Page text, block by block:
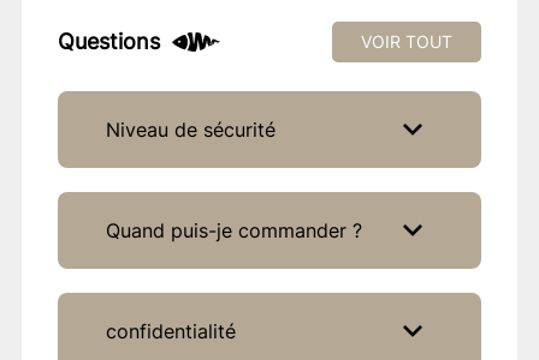
Questions VOIR TOUT
Niveau de sécurité
Quand puis-je commander ?
confidentialité